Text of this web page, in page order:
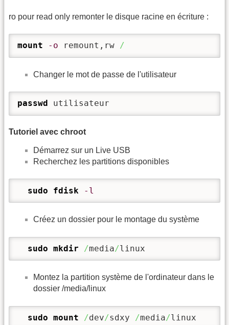
ro pour read only remonter le disque racine en écriture :
mount -o remount,rw /
Changer le mot de passe de l'utilisateur
passwd utilisateur
Tutoriel avec chroot
Démarrez sur un Live USB
Recherchez les partitions disponibles
sudo fdisk -l
Créez un dossier pour le montage du système
sudo mkdir /media/linux
Montez la partition système de l'ordinateur dans le
dossier /media/linux
sudo mount /dev/sdxy /media/linux